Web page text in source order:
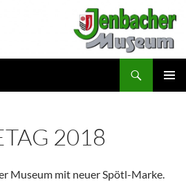
2018
Museum mit neuer Spötl-Marke.